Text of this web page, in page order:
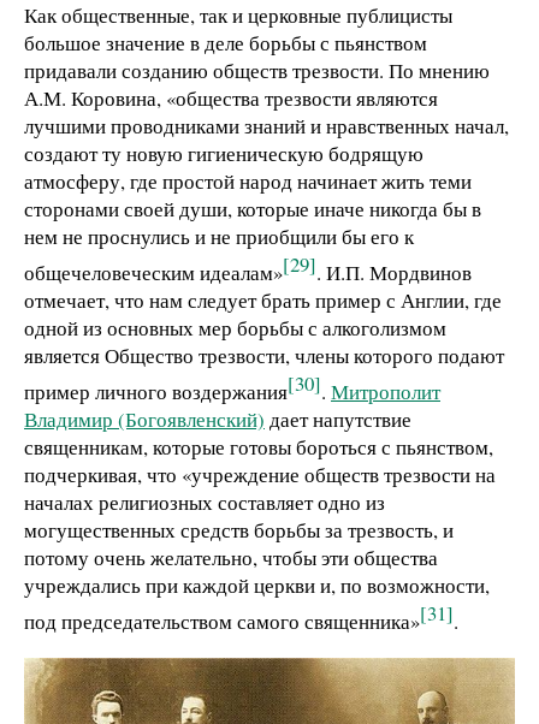
Как общественные, так и церковные публицисты
большое значение в деле борьбы с пьянством
придавали созданию обществ трезвости. По мнению
А.М. Коровина, «общества трезвости являются
лучшими проводниками знаний и нравственных начал,
создают ту новую гигиеническую бодрящую
атмосферу, где простой народ начинает жить теми
сторонами своей души, которые иначе никогда бы в
нем не проснулись и не приобщили бы его к
общечеловеческим идеалам»[29]. И.П. Мордвинов
отмечает, что нам следует брать пример с Англии, где
одной из основных мер борьбы с алкоголизмом
является Общество трезвости, члены которого подают
пример личного воздержания[30]. Митрополит
Владимир (Богоявленский) дает напутствие
священникам, которые готовы бороться с пьянством,
подчеркивая, что «учреждение обществ трезвости на
началах религиозных составляет одно из
могущественных средств борьбы за трезвость, и
потому очень желательно, чтобы эти общества
учреждались при каждой церкви и, по возможности,
под председательством самого священника»[31].